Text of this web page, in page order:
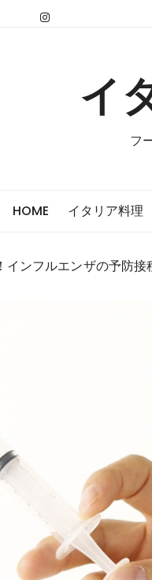
イ
フ
HOME イタリア料理
インフルエンザの予防接